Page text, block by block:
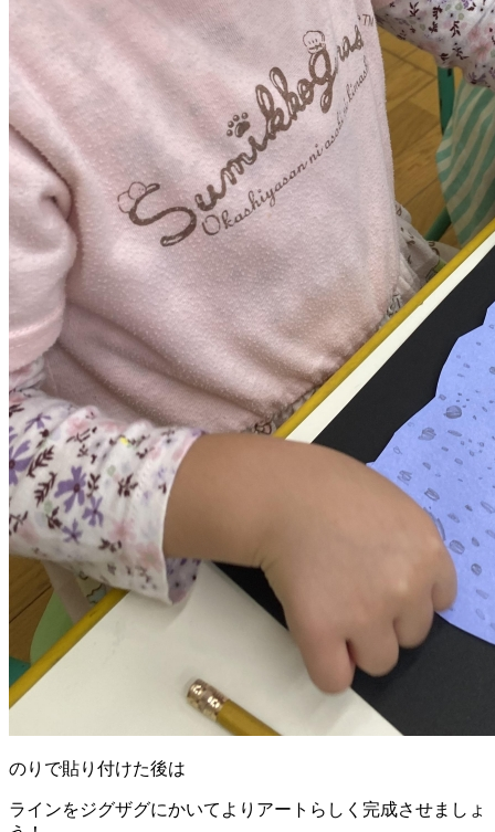
のりで貼り付けた後は
ラインをジグザグにかいてよりアートらしく完成させましょ